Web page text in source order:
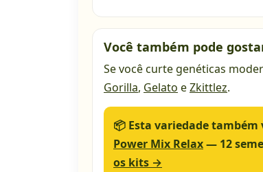
Você também pode
Se você curte genéticas
Gorilla, Gelato eZkittlez.
📦 Esta variedade também
Power Mix Relax— 12
os kits →